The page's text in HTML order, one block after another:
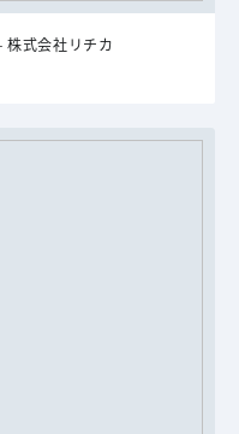
株式会社リチカ